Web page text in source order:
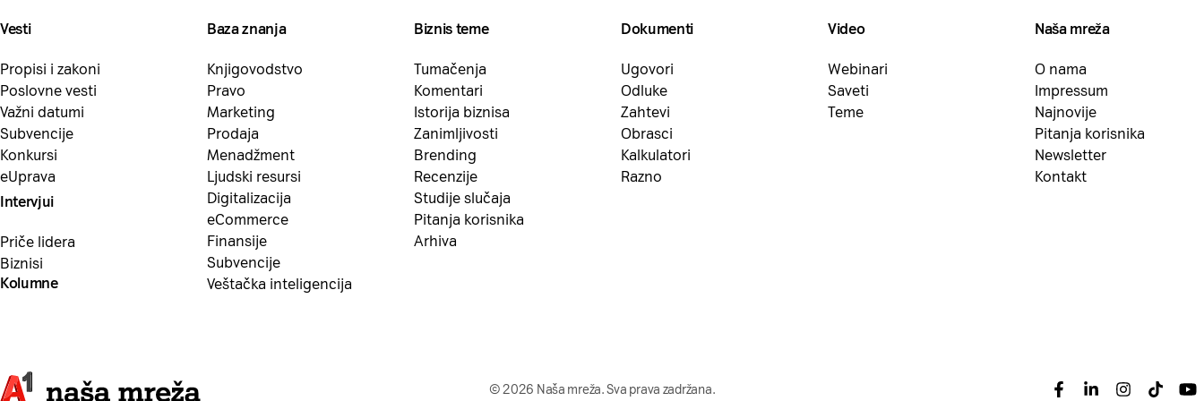
Vesti
Propisi i zakoni
Poslovne vesti
Važni datumi
Subvencije
Konkursi
eUprava
Intervjui
Priče lidera
Biznisi
Kolumne
Baza znanja
Knjigovodstvo
Pravo
Marketing
Prodaja
Menadžment
Ljudski resursi
Digitalizacija
eCommerce
Finansije
Subvencije
Veštačka inteligencija
Biznis teme
Tumačenja
Komentari
Istorija biznisa
Zanimljivosti
Brending
Recenzije
Studije slučaja
Pitanja korisnika
Arhiva
Dokumenti
Ugovori
Odluke
Zahtevi
Obrasci
Kalkulatori
Razno
Video
Webinari
Saveti
Teme
Naša mreža
O nama
Impressum
Najnovije
Pitanja korisnika
Newsletter
Kontakt
© 2026 Naša mreža. Sva prava zadržana.